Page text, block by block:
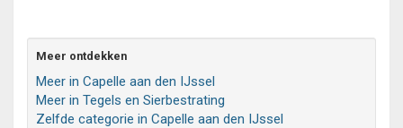
Meer ontdekken
Meer in Capelle aan den IJssel
Meer in Tegels en Sierbestrating
Zelfde categorie in Capelle aan den IJssel